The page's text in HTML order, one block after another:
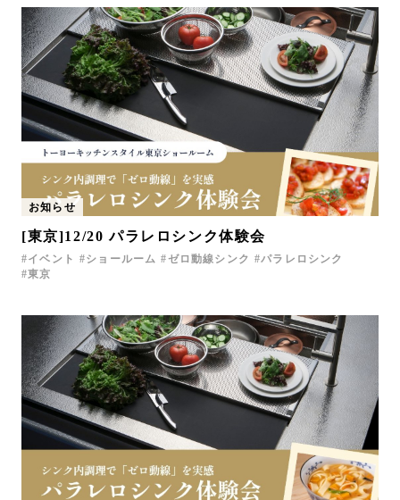
お知らせ
[東京]12/20 パラレロシンク体験会
イベント ショールーム ゼロ動線シンク
パラレロシンク
東京